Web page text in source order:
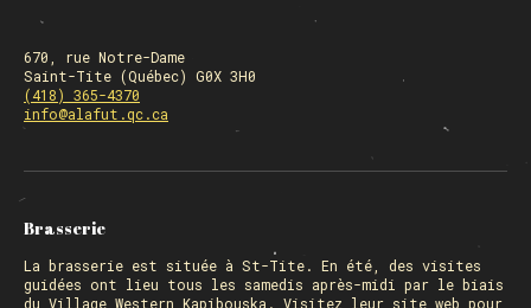
670, rue Notre-Dame
Saint-Tite (Québec) G0X 3H0
(418) 365-4370
info@alafut.qc.ca
Brasserie
La brasserie est située à St-Tite. En été, des visites
guidées ont lieu tous les samedis après-midi par le biais
du Village Western Kapibouska. Visitez leur site web pour
FERMÉ 31 déc. et 01 janvier